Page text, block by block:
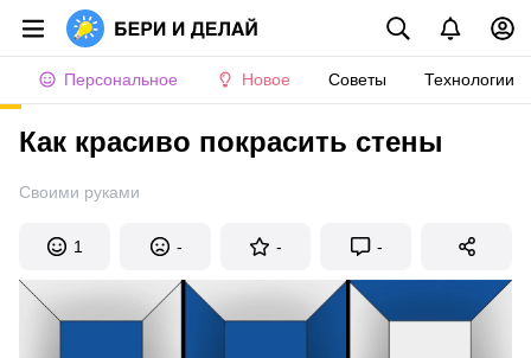
Персональное Новое Советы Технологии
Как красиво покрасить стены
Своими руками
1 - - -